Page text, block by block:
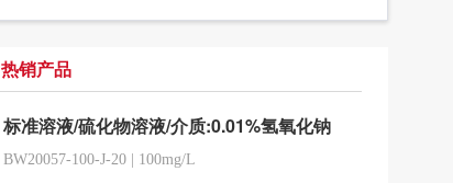
热销产品
标准溶液/硫化物溶液/介质:0.01%氢氧化钠
BW20057-100-J-20 100mg/L